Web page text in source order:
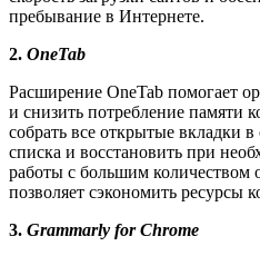
пребывание в Интернете.
2. OneTab
Расширение OneTab помогает
и снизить потребление памяти
собрать все открытые вкладки
списка и восстановить при
работы с большим количеством
позволяет сэкономить ресурсы
3. Grammarly for Chrome